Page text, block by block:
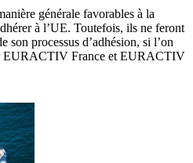
générale favorables à la
à l’UE. Toutefois, ils ne feront
son processus d’adhésion, si l’on
EURACTIV France et EURACTIV